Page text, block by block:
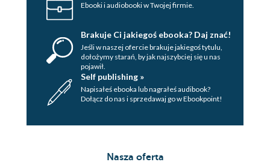
Ebooki i audiobooki w Twojej firmie.
Brakuje Ci jakiegoś ebooka? Daj znać!
Jeśli w naszej ofercie brakuje jakiegoś tytulu,
dołożymy starań, by jak najszybciej się u nas
pojawił.
Self publishing »
Napisałeś ebooka lub nagrałeś audibook?
Dołącz do nas i sprzedawaj go w Ebookpoint!
Nasza oferta